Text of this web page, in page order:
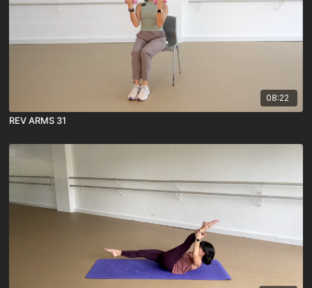
08:22
REV ARMS 31